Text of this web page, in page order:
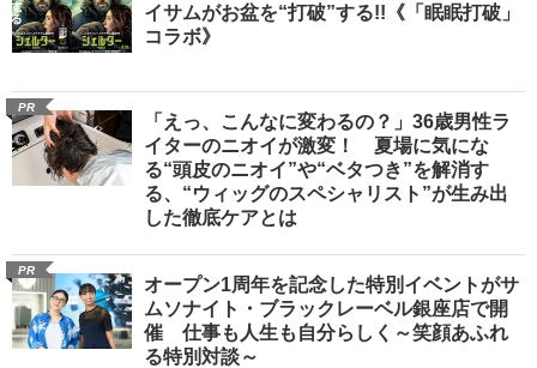
イサムがお盆を“打破”する!!《「眠眠打破」
コラボ》
PR
「えっ、こんなに変わるの？」36歳男性ラ
イターのニオイが激変！ 夏場に気にな
る“頭皮のニオイ”や“ベタつき”を解消す
る、“ウィッグのスペシャリスト”が生み出
した徹底ケアとは
PR
オープン1周年を記念した特別イベントがサ
ムソナイト・ブラックレーベル銀座店で開
催 仕事も人生も自分らしく～笑顔あふれ
る特別対談～